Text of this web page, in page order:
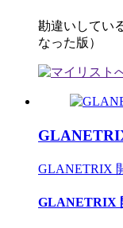
勘違いしてい
なった版）
GLANETRIX
GLANETRIX